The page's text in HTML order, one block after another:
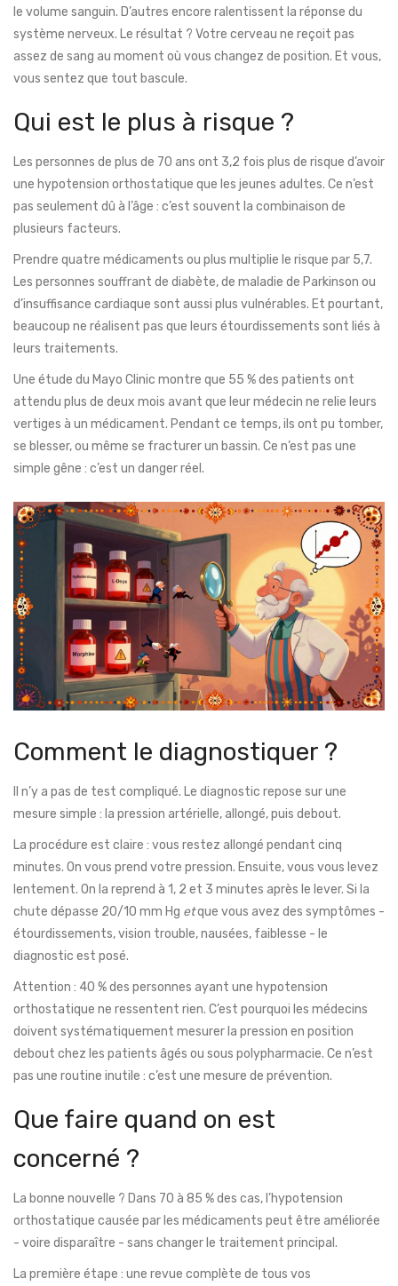
le volume sanguin. D’autres encore ralentissent la réponse du
système nerveux. Le résultat ? Votre cerveau ne reçoit pas
assez de sang au moment où vous changez de position. Et vous,
vous sentez que tout bascule.
Qui est le plus à risque ?
Les personnes de plus de 70 ans ont 3,2 fois plus de risque d’avoir
une hypotension orthostatique que les jeunes adultes. Ce n’est
pas seulement dû à l’âge : c’est souvent la combinaison de
plusieurs facteurs.
Prendre quatre médicaments ou plus multiplie le risque par 5,7.
Les personnes souffrant de diabète, de maladie de Parkinson ou
d’insuffisance cardiaque sont aussi plus vulnérables. Et pourtant,
beaucoup ne réalisent pas que leurs étourdissements sont liés à
leurs traitements.
Une étude du Mayo Clinic montre que 55 % des patients ont
attendu plus de deux mois avant que leur médecin ne relie leurs
vertiges à un médicament. Pendant ce temps, ils ont pu tomber,
se blesser, ou même se fracturer un bassin. Ce n’est pas une
simple gêne : c’est un danger réel.
Comment le diagnostiquer ?
Il n’y a pas de test compliqué. Le diagnostic repose sur une
mesure simple : la pression artérielle, allongé, puis debout.
La procédure est claire : vous restez allongé pendant cinq
minutes. On vous prend votre pression. Ensuite, vous vous levez
lentement. On la reprend à 1, 2 et 3 minutes après le lever. Si la
chute dépasse 20/10 mm Hg etque vous avez des symptômes -
étourdissements, vision trouble, nausées, faiblesse - le
diagnostic est posé.
Attention : 40 % des personnes ayant une hypotension
orthostatique ne ressentent rien. C’est pourquoi les médecins
doivent systématiquement mesurer la pression en position
debout chez les patients âgés ou sous polypharmacie. Ce n’est
pas une routine inutile : c’est une mesure de prévention.
Que faire quand on est
concerné ?
La bonne nouvelle ? Dans 70 à 85 % des cas, l’hypotension
orthostatique causée par les médicaments peut être améliorée
- voire disparaître - sans changer le traitement principal.
La première étape : une revue complète de tous vos